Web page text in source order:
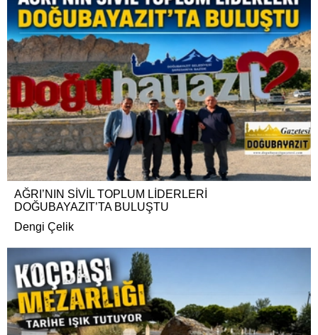
AĞRI’NIN SİVİL TOPLUM LİDERLERİ
DOĞUBAYAZIT’TA BULUŞTU
Dengi Çelik